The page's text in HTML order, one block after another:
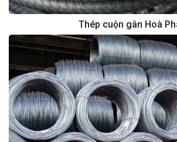
Thép cuộn gân Hoà